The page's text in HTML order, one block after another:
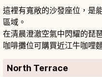
這裡有寬敞的沙發座位，是
區域。
在清晨澄澈空氣中閃耀的琵
咖啡攤位可購買近江牛咖哩
North Terrace